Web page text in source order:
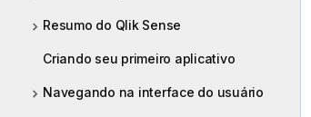
Resumo do Qlik Sense
Criando seu primeiro aplicativo
Navegando na interface do usuário